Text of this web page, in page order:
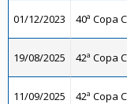
01/12/2023 40ª Copa
19/08/2025 42ª Copa
11/09/2025 42ª Copa